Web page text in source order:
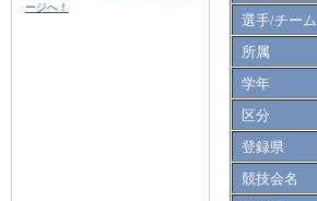
ージへ！
選手/チーム
所属
学年
区分
登録県
競技会名